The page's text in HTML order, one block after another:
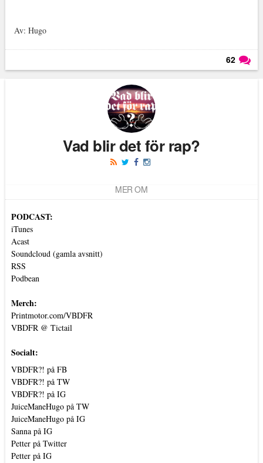
Av: Hugo
62
Vad blir det för rap?
MER OM
PODCAST:
iTunes
Acast
Soundcloud (gamla avsnitt)
RSS
Podbean
Merch:
Printmotor.com/VBDFR
VBDFR @ Tictail
Socialt:
VBDFR?! på FB
VBDFR?! på TW
VBDFR?! på IG
JuiceManeHugo på TW
JuiceManeHugo på IG
Sanna på IG
Petter på Twitter
Petter på IG